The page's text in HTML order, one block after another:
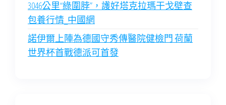
3046公里“綠圍脖”，護好塔克拉瑪干戈壁查
包養行情_中國網
諾伊爾上陣為德國守秀傳醫院健檢門 荷蘭
世界杯首戰德派可首發